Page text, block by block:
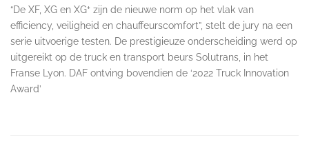
“De XF, XG en XG⁺ zijn de nieuwe norm op het vlak van
efficiency, veiligheid en chauffeurscomfort”, stelt de jury na een
serie uitvoerige testen. De prestigieuze onderscheiding werd op
uitgereikt op de truck en transport beurs Solutrans, in het
Franse Lyon. DAF ontving bovendien de ‘2022 Truck Innovation
Award’